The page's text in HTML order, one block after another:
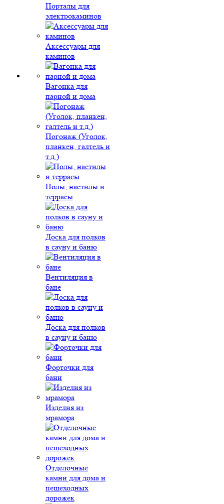
Порталы для
электрокаминов
Аксессуары для
каминов
Вагонка для
парной и дома
Погонаж (Уголок,
планкен, галтель и
т.д.)
Полы, настилы и
террасы
Доска для полков
в сауну и баню
Вентиляция в
бане
Доска для полков
в сауну и баню
Форточки для
бани
Изделия из
мрамора
Отделочные
камни для дома и
пешеходных
дорожек